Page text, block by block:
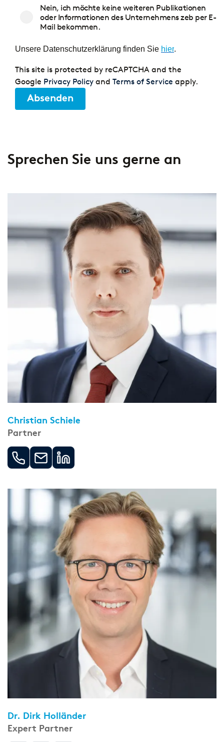
Nein, ich möchte keine weiteren Publikationen
oder Informationen des Unternehmens zeb per E-
Mail bekommen.
Unsere Datenschutzerklärung finden Sie hier.
This site is protected by reCAPTCHA and the
Google Privacy Policy and Terms of Service apply.
Absenden
Sprechen Sie uns gerne an
Christian Schiele
Partner
Dr. Dirk Holländer
Expert Partner